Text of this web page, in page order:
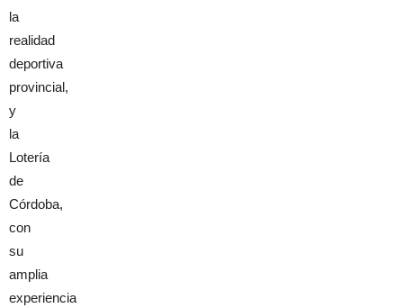
la
realidad
deportiva
provincial,
y
la
Lotería
de
Córdoba,
con
su
amplia
experiencia